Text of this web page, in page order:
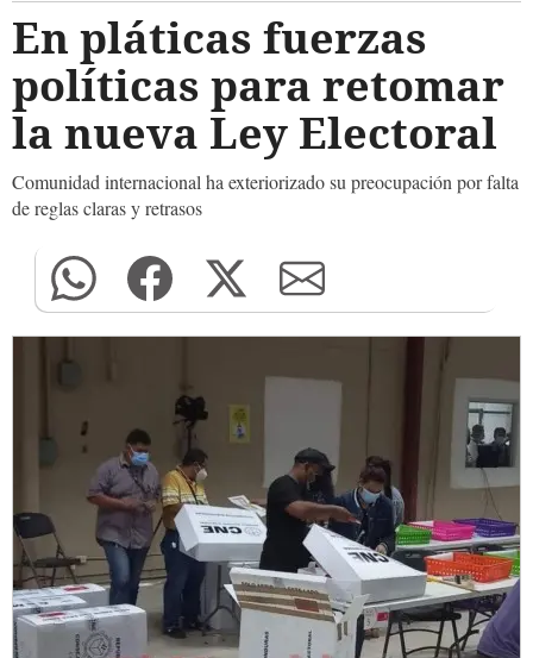
En pláticas fuerzas
políticas para retomar
la nueva Ley Electoral
Comunidad internacional ha exteriorizado su preocupación por falta
de reglas claras y retrasos